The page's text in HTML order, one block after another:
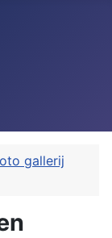
gallerij